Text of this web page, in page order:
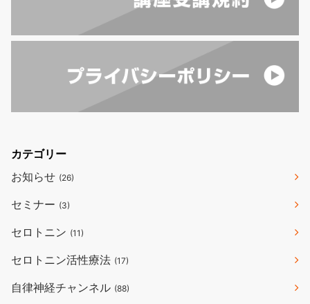
カテゴリー
お知らせ (26)
セミナー (3)
セロトニン (11)
セロトニン活性療法 (17)
自律神経チャンネル (88)